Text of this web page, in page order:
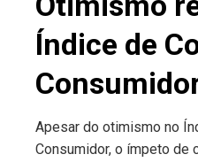
Índice de
Apesar do otimismo no
Consumidor, o ímpeto de